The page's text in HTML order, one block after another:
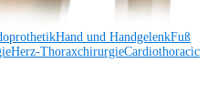
Hand und HandgelenkFuß
Herz-ThoraxchirurgieCardiothoracic